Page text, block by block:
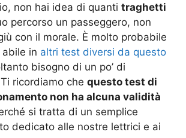
non hai idea di quanti traghetti
percorso un passeggero, non
con il morale. È molto probabile
in altri test diversi da questo
bisogno di un po’ di
ricordiamo che questo test di
non ha alcuna validità
si tratta di un semplice
dedicato alle nostre lettrici e ai